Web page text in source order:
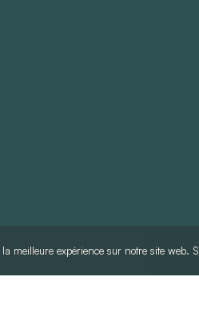
meilleure expérience sur notre site